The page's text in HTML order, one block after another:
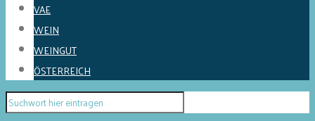
VAE
WEIN
WEINGUT
ÖSTERREICH